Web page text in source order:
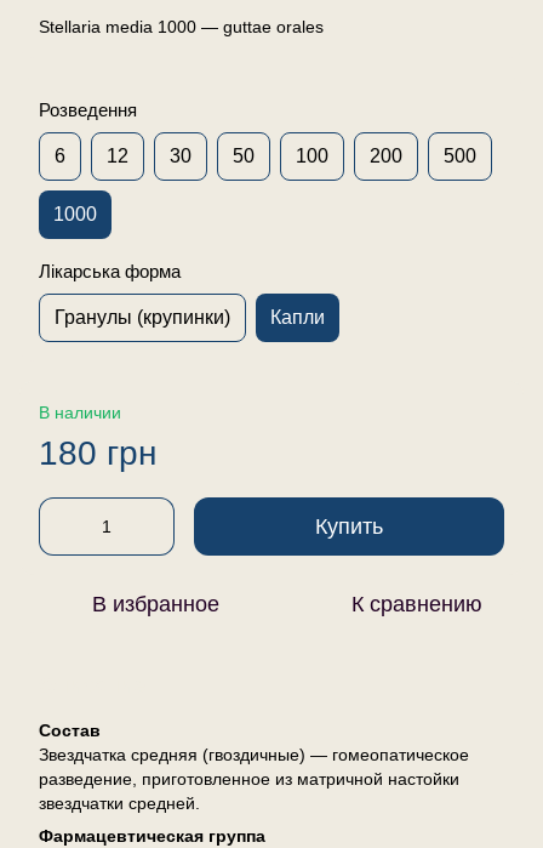
Stellaria media 1000 — guttae orales
Розведення
6 12 30 50 100 200 500
1000
Лікарська форма
Гранулы (крупинки) Капли
В наличии
180 грн
Купить
В избранное К сравнению
Состав
Звездчатка средняя (гвоздичные) — гомеопатическое
разведение, приготовленное из матричной настойки
звездчатки средней.
Фармацевтическая группа